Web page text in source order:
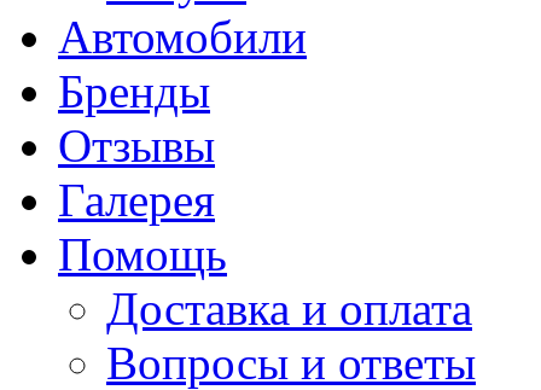
Автомобили
Бренды
Отзывы
Галерея
Помощь
Доставка и оплата
Вопросы и ответы